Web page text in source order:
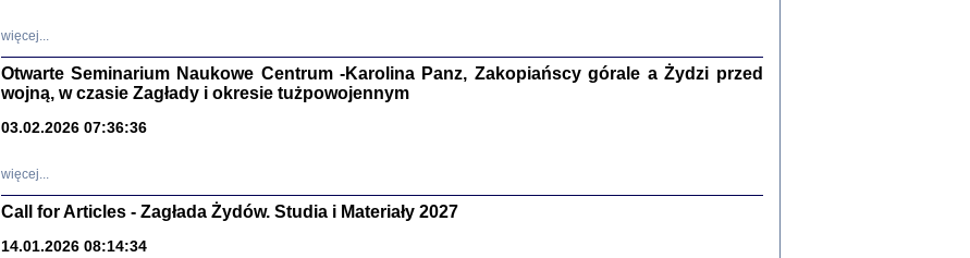
Zagłada Żydów.
więcej...
Otwarte Seminarium Naukowe Centrum -Karolina Panz, Zakopiańscy górale a Żydzi przed
wojną, w czasie Zagłady i okresie tużpowojennym
03.02.2026 07:36:36
więcej...
Call for Articles - Zagłada Żydów. Studia i Materiały 2027
14.01.2026 08:14:34